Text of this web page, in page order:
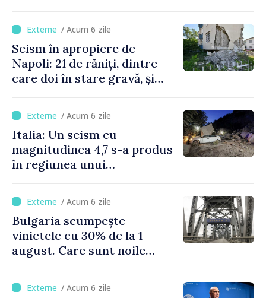
/ Acum 6 zile
Seism în apropiere de
Napoli: 21 de răniți, dintre
care doi în stare gravă, și
/ Acum 6 zile
Italia: Un seism cu
magnitudinea 4,7 s-a produs
în regiunea unui
de Napoli
/ Acum 6 zile
Bulgaria scumpește
vinietele cu 30% de la 1
august. Care sunt noile
/ Acum 6 zile